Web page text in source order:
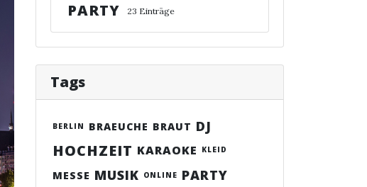
PARTY 23 Einträge
Tags
BERLIN BRAEUCHE BRAUT DJ
HOCHZEIT KARAOKE KLEID
MESSE MUSIK ONLINE PARTY